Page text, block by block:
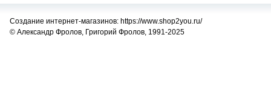
Создание интернет-магазинов: https://www.shop2you.ru/
© Александр Фролов, Григорий Фролов, 1991-2025